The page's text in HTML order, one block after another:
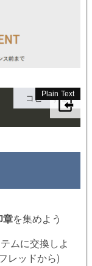
コピーする
章を集めよう
ムに交換しよ
レッドから)